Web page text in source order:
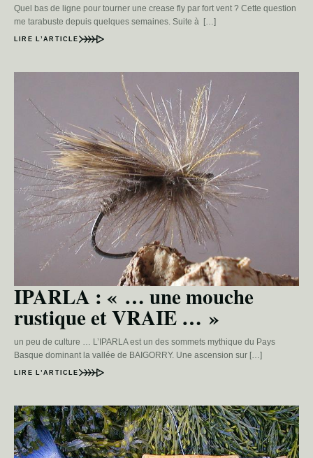
Quel bas de ligne pour tourner une crease fly par fort vent ? Cette question
me tarabuste depuis quelques semaines. Suite à […]
LIRE L’ARTICLE
IPARLA : « … une mouche
rustique et VRAIE … »
un peu de culture … L’IPARLA est un des sommets mythique du Pays
Basque dominant la vallée de BAIGORRY. Une ascension sur […]
LIRE L’ARTICLE